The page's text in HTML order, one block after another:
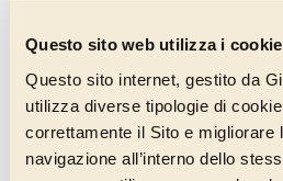
Questo sito web utilizza i cookie
Questo sito internet, gestito da
utilizza diverse tipologie di
correttamente il Sito e migliorare
navigazione all’interno dello